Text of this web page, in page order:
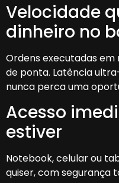
Velocidade
dinheiro no
Ordens executadas em
de ponta. Latência
nunca perca uma
Acesso
estiver
Notebook, celular ou
quiser, com segurança